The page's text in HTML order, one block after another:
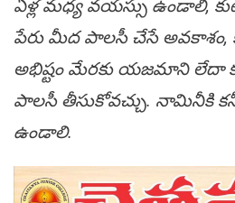
ఏళ్ల మధ్య వయస్సు ఉండాలి,
పేరు మీద పాలసీ చేసే అవకాశం,
అభిష్టం మేరకు యజమాని లేదా
పాలసీ తీసుకోవచ్చు. నామినీకి
ఉండాలి.